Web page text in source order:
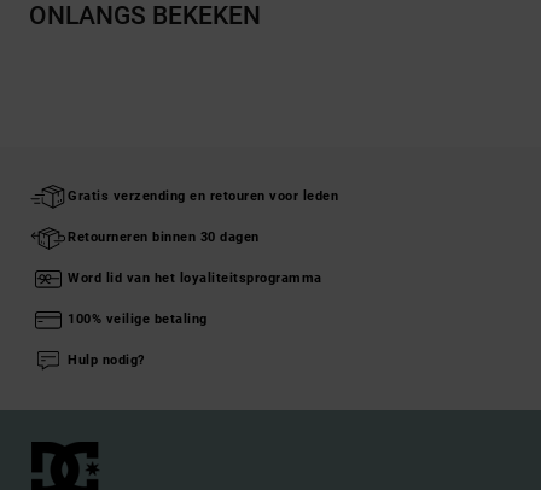
ONLANGS BEKEKEN
Gratis verzending en retouren voor leden
Retourneren binnen 30 dagen
Word lid van het loyaliteitsprogramma
100% veilige betaling
Hulp nodig?